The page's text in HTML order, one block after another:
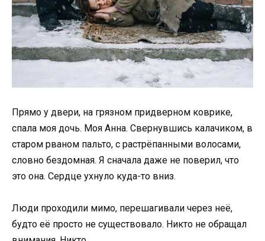
Прямо у двери, на грязном придверном коврике,
спала моя дочь. Моя Анна. Свернувшись калачиком, в
старом рваном пальто, с растрёпанными волосами,
словно бездомная. Я сначала даже не поверил, что
это она. Сердце ухнуло куда-то вниз.
Люди проходили мимо, перешагивали через неё,
будто её просто не существовало. Никто не обращал